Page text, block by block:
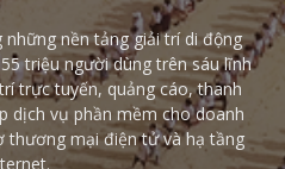
nền tảng giải trí di động
triệu người dùng trên sáu lĩnh
trực tuyến, quảng cáo, thanh
dịch vụ phần mềm cho doanh
thương mại điện tử và hạ tầng